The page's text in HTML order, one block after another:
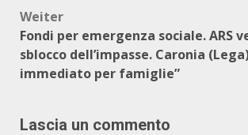
Weiter
Fondi per emergenza sociale. ARS
sblocco dell’impasse. Caronia
immediato per famiglie”
Lascia un commento